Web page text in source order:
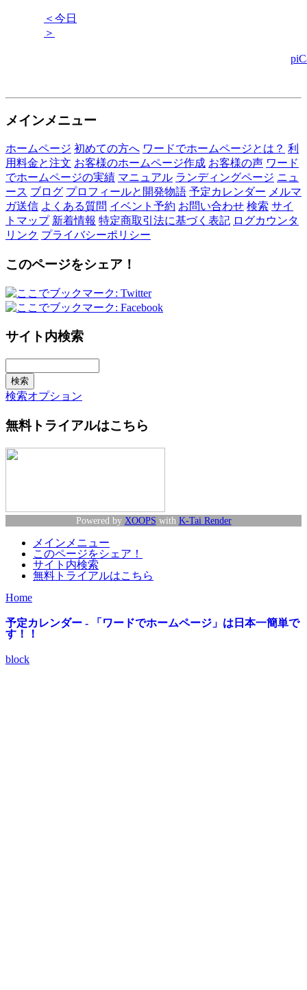
＜今日
＞
メインメニュー
ホームページ 初めての方へ ワードでホームページとは？ 利
用料金と注文 お客様のホームページ作成 お客様の声 ワード
でホームページの実績 マニュアル ランディングページ ニュ
ース ブログ プロフィールと開発物語 予定カレンダー メルマ
ガ送信 よくある質問 イベント予約 お問い合わせ 検索 サイ
トマップ 新着情報 特定商取引法に基づく表記 ログカウンタ
リンク プライバシーポリシー
このページをシェア！
サイト内検索
検索オプション
無料トライアルはこちら
Powered by XOOPS with K-Tai Render
メインメニュー
このページをシェア！
サイト内検索
無料トライアルはこちら
Home
予定カレンダー - 「ワードでホームページ」は日本一簡単で
す！！
block